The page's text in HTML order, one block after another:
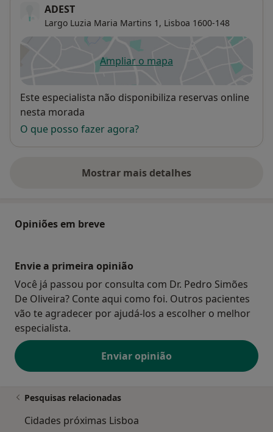
ADEST
Largo Luzia Maria Martins 1, Lisboa 1600-148
Ampliar o mapaabre num novo separador
Disponibilidade
Este especialista não disponibiliza reservas online
nesta morada
O que posso fazer agora?
Mostrar mais detalhes
sobre o endereço
Opiniões em breve
Envie a primeira opinião
Você já passou por consulta com Dr. Pedro Simões
De Oliveira? Conte aqui como foi. Outros pacientes
vão te agradecer por ajudá-los a escolher o melhor
especialista.
Enviar opinião
Pesquisas relacionadas
Cidades próximas Lisboa